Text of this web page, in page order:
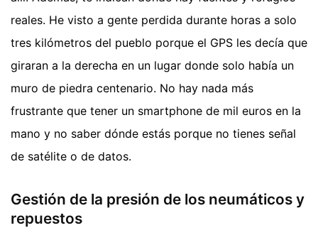
reales. He visto a gente perdida durante horas a solo
tres kilómetros del pueblo porque el GPS les decía que
giraran a la derecha en un lugar donde solo había un
muro de piedra centenario. No hay nada más
frustrante que tener un smartphone de mil euros en la
mano y no saber dónde estás porque no tienes señal
de satélite o de datos.
Gestión de la presión de los neumáticos y
repuestos